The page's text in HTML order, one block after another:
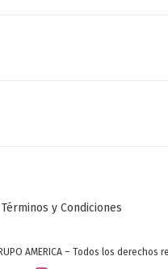
Términos y Condiciones
AMERICA – Todos los derechos